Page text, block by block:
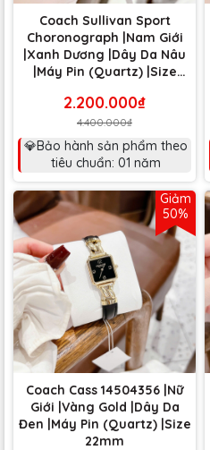
Coach Sullivan Sport
Choronograph |Nam Giới
|Xanh Dương |Dây Da Nâu
|Máy Pin (Quartz) |Size
2.200.000₫
4.400.000₫
💎Bảo hành sản phẩm theo
tiêu chuẩn: 01 năm
Giảm
50%
Coach Cass 14504356 |Nữ
Giới |Vàng Gold |Dây Da
Đen |Máy Pin (Quartz) |Size
22mm